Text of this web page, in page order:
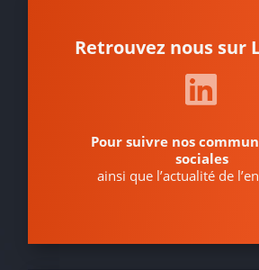
Retrouvez nous sur
Pour suivre nos
sociales
ainsi que l’actualité de